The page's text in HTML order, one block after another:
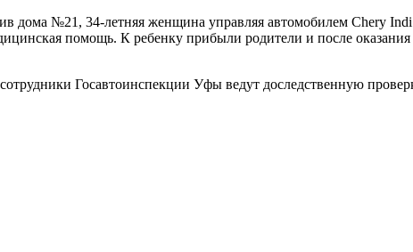
дома №21, 34-летняя женщина управляя автомобилем Сhery
помощь. К ребенку прибыли родители и после
Госавтоинспекции Уфы ведут доследственную